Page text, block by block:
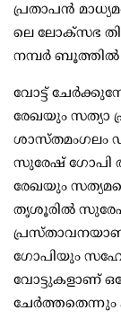
പ്രതാപന്‍
ലെ ലോക്സഭ
നമ്പര്‍ ബൂത്തില്‍
വോട്ട്
രേഖയും
ശാസ്തമംഗലം
സുരേഷ് ഗോപി
രേഖയും
തൃശൂരില്‍
ഗോപിയും
വോട്ടുകളാണ്